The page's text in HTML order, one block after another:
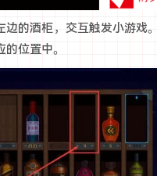
边的酒柜，交互触发小游戏
位置中。